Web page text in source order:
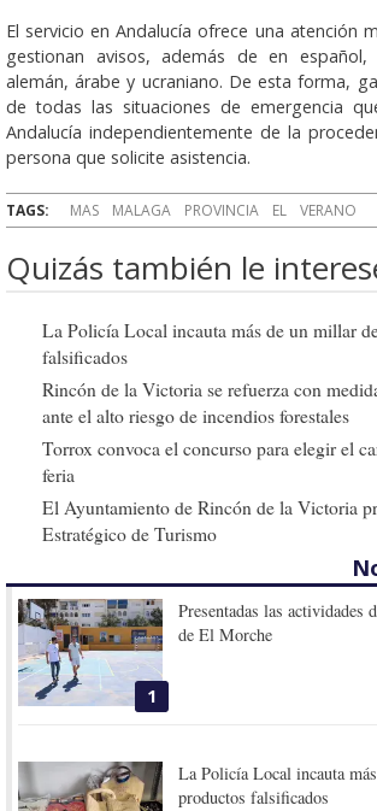
El servicio en Andalucía ofrece una atención
gestionan avisos, además de en español,
alemán, árabe y ucraniano. De esta forma,
de todas las situaciones de emergencia
Andalucía independientemente de la
persona que solicite asistencia.
TAGS: MAS MALAGA PROVINCIA EL VERANO
Quizás también le
La Policía Local incauta más de un millar
falsificados
Rincón de la Victoria se refuerza con
ante el alto riesgo de incendios forestales
Torrox convoca el concurso para elegir el
feria
El Ayuntamiento de Rincón de la Victoria
Estratégico de Turismo
1
Presentadas las actividades
de El Morche
La Policía Local incauta
productos falsificados